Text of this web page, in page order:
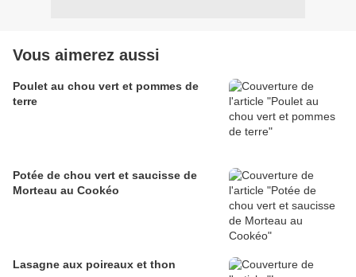
Vous aimerez aussi
Poulet au chou vert et pommes de
terre
Potée de chou vert et saucisse de
Morteau au Cookéo
Lasagne aux poireaux et thon